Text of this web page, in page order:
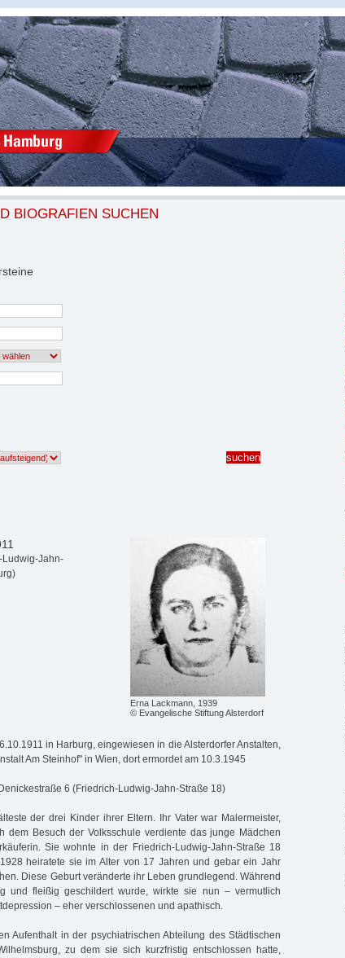
BIOGRAFIEN SUCHEN
Erna Lackmann, 1939
© Evangelische Stiftung Alsterdorf
Ludwig-Jahn-
in Harburg, eingewiesen in die Alsterdorfer Anstalten,
Am Steinhof" in Wien, dort ermordet am 10.3.1945
6 (Friedrich-Ludwig-Jahn-Straße 18)
der drei Kinder ihrer Eltern. Ihr Vater war Malermeister,
dem Besuch der Volksschule verdiente das junge Mädchen
Sie wohnte in der Friedrich-Ludwig-Jahn-Straße 18
heiratete sie im Alter von 17 Jahren und gebar ein Jahr
Diese Geburt veränderte ihr Leben grundlegend. Während
und fleißig geschildert wurde, wirkte sie nun – vermutlich
– eher verschlossenen und apathisch.
Aufenthalt in der psychiatrischen Abteilung des Städtischen
zu dem sie sich kurzfristig entschlossen hatte,